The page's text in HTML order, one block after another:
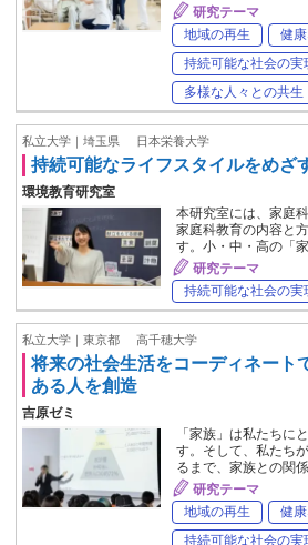
研究テーマ
地域の再生
健
持続可能な社会の実
多様な人々との共生
私立大学｜埼玉県 日本栄養大学
持続可能なライフスタイルをめざ
環境教育研究室
本研究室には、家庭
家庭科教育の内容と
す。小・中・高の「
研究テーマ
持続可能な社会の実
私立大学｜東京都 高千穂大学
将来の社会生活をコーディネート
ある人を創造
吉原ゼミ
「家族」は私たちに
す。そして、私たち
るまで、家族との関
研究テーマ
地域の再生
健
持続可能な社会の実